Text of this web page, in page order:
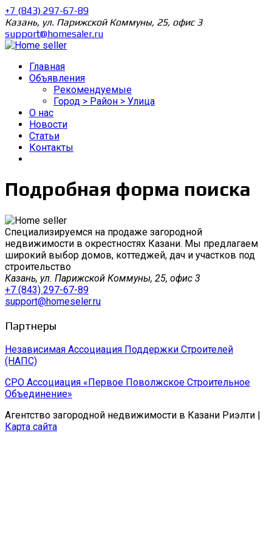
+7 (843) 297-67-89
Казань, ул. Парижской Коммуны, 25, офис 3
support@homesaler.ru
Главная
Объявления
Рекомендуемые
Город > Район > Улица
О нас
Новости
Статьи
Контакты
Подробная форма поиска
Специализируемся на продаже загородной
недвижимости в окрестностях Казани. Мы предлагаем
широкий выбор домов, коттеджей, дач и участков под
строительство
Казань, ул. Парижской Коммуны, 25, офис 3
+7 (843) 297-67-89
support@homeseler.ru
Партнеры
Независимая Ассоциация Поддержки Строителей
(НАПС)
СРО Ассоциация «Первое Поволжское Строительное
Объединение»
Агентство загородной недвижимости в Казани Риэлти |
Карта сайта